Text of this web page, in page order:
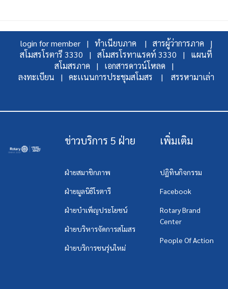
login for member | ทำเนียบภาค |
สารผู้ว่าการภาค |
สโมสรโรตารี 3330 |
สโมสรโรทาแรคท์ 3330 |
แผนที่
สโมสรภาค |
เอกสารดาวน์โหลด |
ลงทะเบียน |
คะเเนนการประชุมสโมสร | สรรหามาเล่า
ข่าวบริการ 5 ฝ่าย
ฝ่ายสมาชิกภาพ
ฝ่ายมูลนิธิโรตารี
ฝ่ายบำเพ็ญประโยชน์
ฝ่ายบริหารจัดการสโมสร
ฝ่ายบริการชนรุ่นใหม่
เพิ่มเติม
ปฏิทินกิจกรรม
Facebook
Rotary Brand
Center
People Of Action